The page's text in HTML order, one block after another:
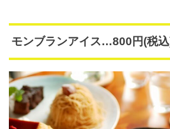
モンブランアイス…800円(税